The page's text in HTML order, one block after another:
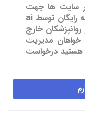
سایت ها جهت
تسهیل ارتباط مراجعان شما با شما به رایگان توسط ai
روانپزشکان خارج
خواهان مدیریت
درخواست